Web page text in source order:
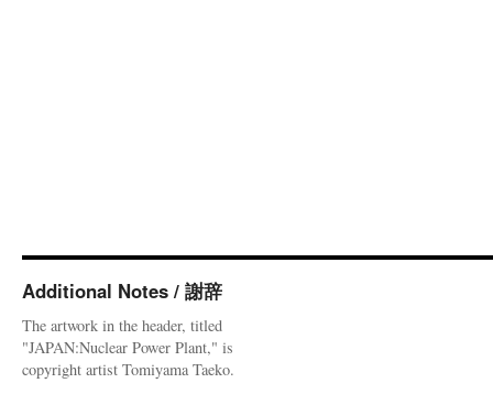
Additional Notes / 謝辞
The artwork in the header, titled
"JAPAN:Nuclear Power Plant," is
copyright artist Tomiyama Taeko.